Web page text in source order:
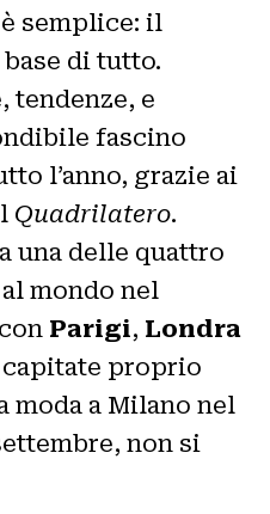
semplice: il
base di tutto.
tendenze, e
fascino
l’anno, grazie ai
Quadrilatero.
una delle quattro
mondo nel
Parigi, Londra
capitate proprio
moda a Milano nel
non si